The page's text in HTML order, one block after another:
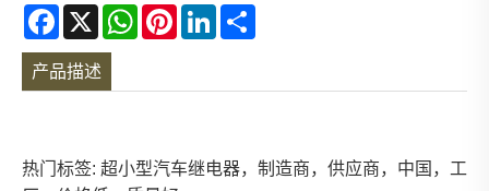
Facebook
X WhatsApp
PinterestLinkedIn
产品描述
热门标签: 超小型汽车继电器，制造商，供应商，中国，工